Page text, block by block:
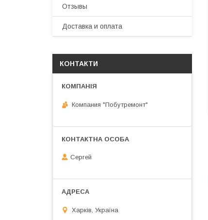
Отзывы
Доставка и оплата
КОНТАКТИ
Компания "Побутремонт"
Сергей
Харків, Україна